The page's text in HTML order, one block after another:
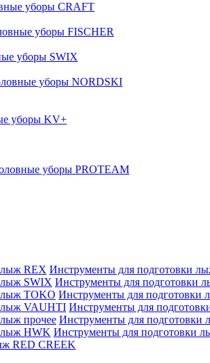
уборы CRAFT
уборы FISCHER
уборы SWIX
уборы NORDSKI
уборы KV+
уборы PROTEAM
Инструменты для подготовки
Инструменты для подготовки
Инструменты для подготовки
Инструменты для
Инструменты для подготовки
Инструменты для подготовки
RED CREEK